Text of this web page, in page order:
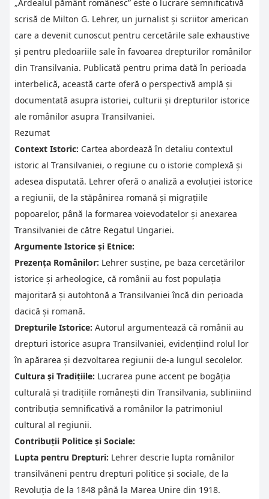
„Ardealul pământ românesc” este o lucrare semnificativă
scrisă de Milton G. Lehrer, un jurnalist și scriitor american
care a devenit cunoscut pentru cercetările sale exhaustive
și pentru pledoariile sale în favoarea drepturilor românilor
din Transilvania. Publicată pentru prima dată în perioada
interbelică, această carte oferă o perspectivă amplă și
documentată asupra istoriei, culturii și drepturilor istorice
ale românilor asupra Transilvaniei.
Rezumat
Context Istoric: Cartea abordează în detaliu contextul
istoric al Transilvaniei, o regiune cu o istorie complexă și
adesea disputată. Lehrer oferă o analiză a evoluției istorice
a regiunii, de la stăpânirea romană și migrațiile
popoarelor, până la formarea voievodatelor și anexarea
Transilvaniei de către Regatul Ungariei.
Argumente Istorice și Etnice:
Prezența Românilor: Lehrer susține, pe baza cercetărilor
istorice și arheologice, că românii au fost populația
majoritară și autohtonă a Transilvaniei încă din perioada
dacică și romană.
Drepturile Istorice: Autorul argumentează că românii au
drepturi istorice asupra Transilvaniei, evidențiind rolul lor
în apărarea și dezvoltarea regiunii de-a lungul secolelor.
Cultura și Tradițiile: Lucrarea pune accent pe bogăția
culturală și tradițiile românești din Transilvania, subliniind
contribuția semnificativă a românilor la patrimoniul
cultural al regiunii.
Contribuții Politice și Sociale:
Lupta pentru Drepturi: Lehrer descrie lupta românilor
transilvăneni pentru drepturi politice și sociale, de la
Revoluția de la 1848 până la Marea Unire din 1918.